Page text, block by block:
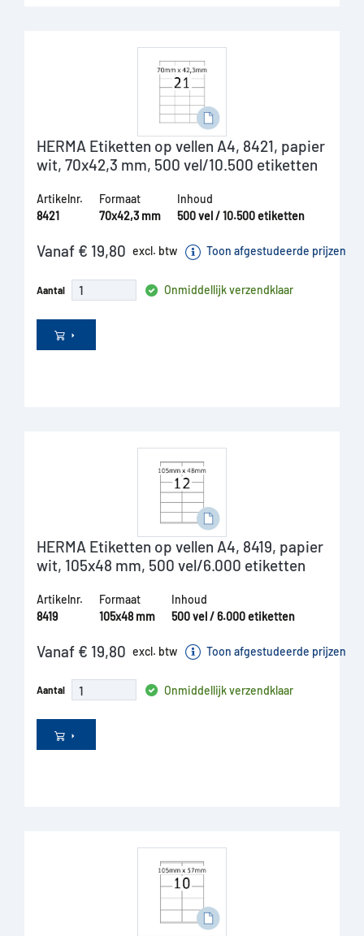
HERMA Etiketten op vellen A4, 8421, papier
wit, 70x42,3 mm, 500 vel/10.500 etiketten
Artikelnr.
8421
Formaat
70x42,3 mm
Inhoud
500 vel / 10.500 etiketten
Vanaf € 19,80 excl. btw Toon afgestudeerde prijzen
Aantal Onmiddellijk verzendklaar
HERMA Etiketten op vellen A4, 8419, papier
wit, 105x48 mm, 500 vel/6.000 etiketten
Artikelnr.
8419
Formaat
105x48 mm
Inhoud
500 vel / 6.000 etiketten
Vanaf € 19,80 excl. btw Toon afgestudeerde prijzen
Aantal Onmiddellijk verzendklaar